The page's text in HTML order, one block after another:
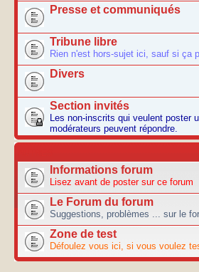
Presse et communiqués
Tribune libre
Rien n'est hors-sujet ici, sauf si ça
Divers
Section invités
Les non-inscrits qui veulent
modérateurs peuvent répondre.
Informations forum
Lisez avant de poster sur ce forum
Le Forum du forum
Suggestions, problèmes ... sur le
Zone de test
Défoulez vous ici, si vous voulez